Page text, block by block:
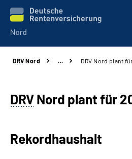
Aktuelles
Services
DRV Nord … DRV Nord plant
DRVNord plant für
Rekordhaushalt